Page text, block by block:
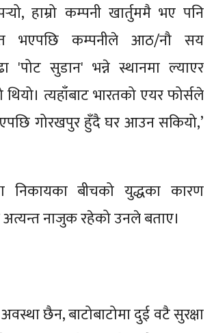
हाम्रो कम्पनी खार्तुममै भए पनि
भएपछि कम्पनीले आठ/नौ सय
'पोट सुडान' भन्ने स्थानमा ल्याएर
त्यहाँबाट भारतको एयर फोर्सले
गोरखपुर हुँदै घर आउन सकियो,’
निकायका बीचको युद्धका कारण
अत्यन्त नाजुक रहेको उनले बताए।
अवस्था छैन, बाटोबाटोमा दुई वटै सुरक्षा